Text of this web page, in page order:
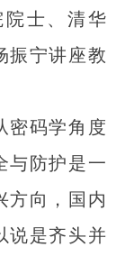
士、清华
振宁讲座教
码学角度
与防护是一
方向，国内
说是齐头并